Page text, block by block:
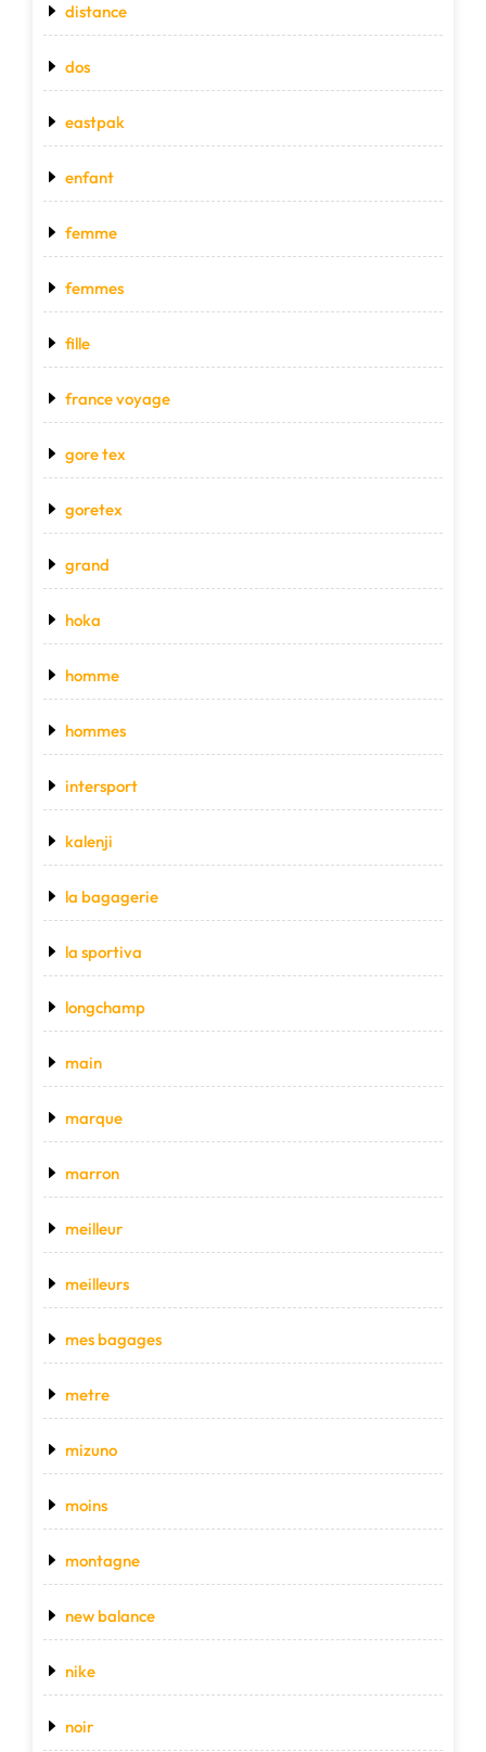
distance
dos
eastpak
enfant
femme
femmes
fille
france voyage
gore tex
goretex
grand
hoka
homme
hommes
intersport
kalenji
la bagagerie
la sportiva
longchamp
main
marque
marron
meilleur
meilleurs
mes bagages
metre
mizuno
moins
montagne
new balance
nike
noir